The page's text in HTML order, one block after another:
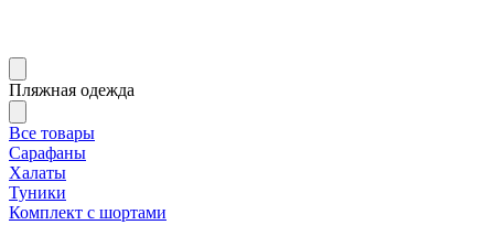
Пляжная одежда
Все товары
Сарафаны
Халаты
Туники
Комплект с шортами